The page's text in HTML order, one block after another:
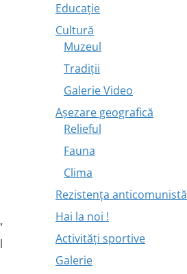
Educație
Cultură
Muzeul
Tradiții
Galerie Video
Așezare geografică
Relieful
Fauna
Clima
Rezistența anticomunistă
Hai la noi !
Activități sportive
Galerie